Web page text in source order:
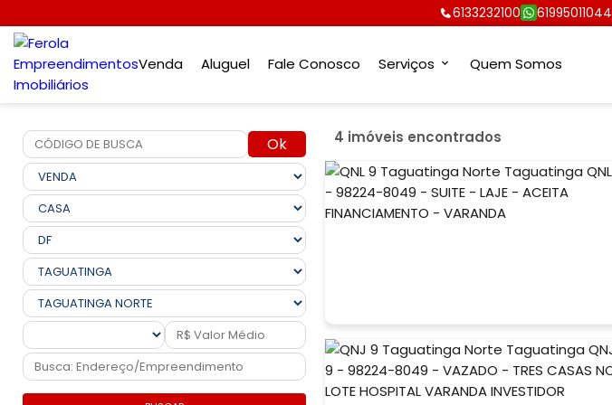
6133232100 61995011044
Venda Aluguel Fale Conosco Serviços Quem Somos
Ok 4 imóveis encontrados